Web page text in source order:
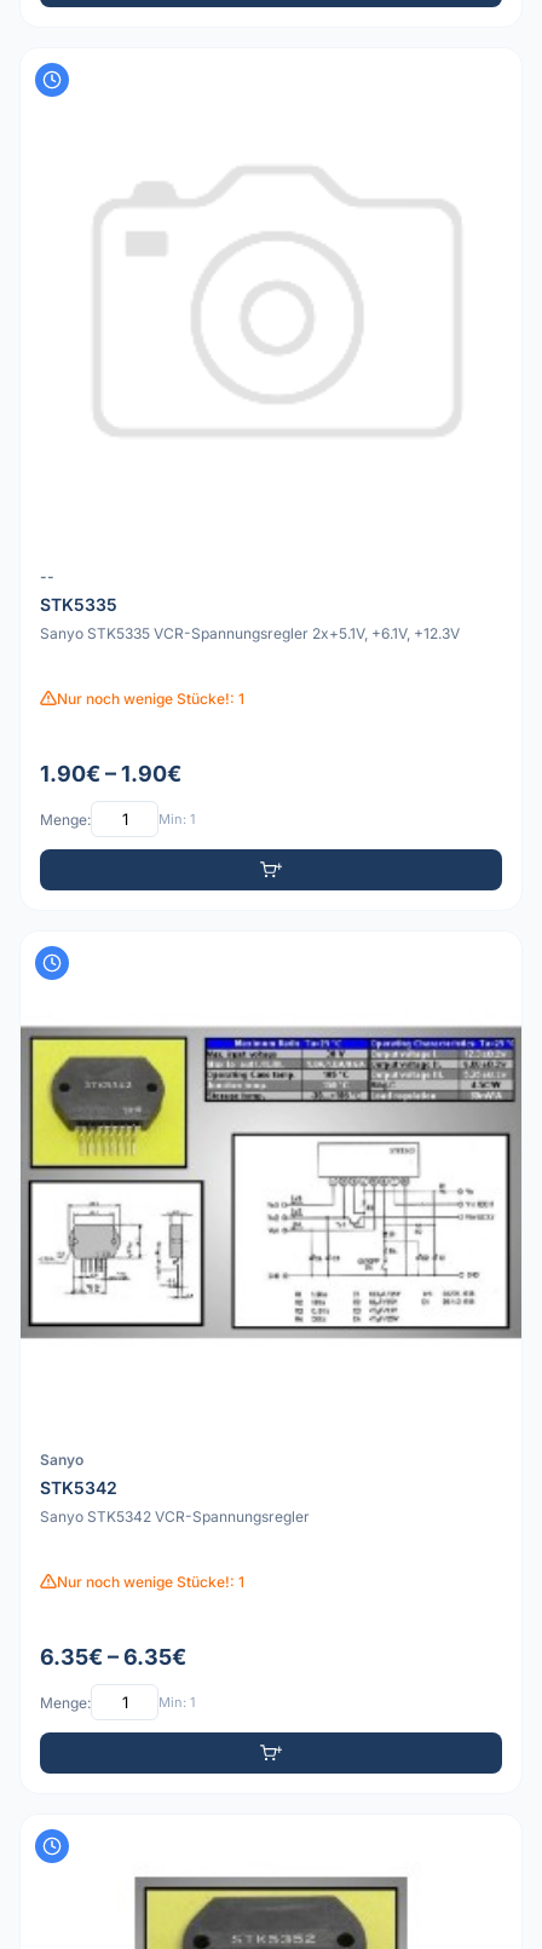
--
STK5335
Sanyo STK5335 VCR-Spannungsregler 2x+5.1V, +6.1V, +12.3V
Nur noch wenige Stücke!: 1
1.90€ – 1.90€
Menge: Min: 1
Sanyo
STK5342
Sanyo STK5342 VCR-Spannungsregler
Nur noch wenige Stücke!: 1
6.35€ – 6.35€
Menge: Min: 1